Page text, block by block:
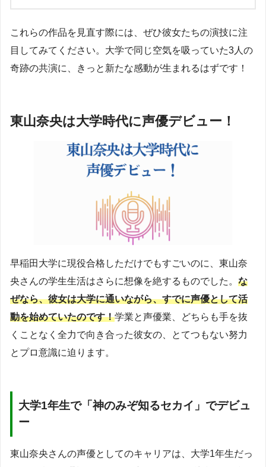
これらの作品を見直す際には、ぜひ彼女たちの演技に注
目してみてください。大学で同じ空気を吸っていた3人の
奇跡の共演に、きっと新たな感動が生まれるはずです！
東山奈央は大学時代に声優デビュー！
早稲田大学に現役合格しただけでもすごいのに、東山奈
央さんの学生生活はさらに想像を絶するものでした。 な
ぜなら、彼女は大学に通いながら、すでに声優として活
動を始めていたのです！学業と声優業、どちらも手を抜
くことなく全力で向き合った彼女の、とてつもない努力
とプロ意識に迫ります。
大学1年生で「神のみぞ知るセカイ」でデビュ
ー
東山奈央さんの声優としてのキャリアは、大学1年生だっ